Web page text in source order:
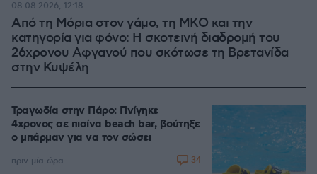
Από τη Μόρια στον γάμο, τη ΜΚΟ και την
κατηγορία για φόνο: Η σκοτεινή διαδρομή του
26χρονου Αφγανού που σκότωσε τη Βρετανίδα
στην Κυψέλη
08.08.2026, 12:18
Τραγωδία στην Πάρο: Πνίγηκε
4χρονος σε πισίνα beach bar, βούτηξε
ο μπάρμαν για να τον σώσει
πριν μία ώρα 34